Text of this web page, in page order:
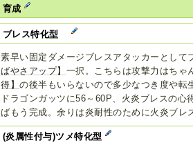
育成
ブレス特化型
素早い固定ダメージブレスアタッカーとして
ばやさアップ】 一択。こちらは攻撃力はちゃ
得】の後半もいらないので多少なつき度や転
ドラゴンガッツに56～60P、火炎ブレスの
ばもう完成。余りは炎耐性のために火炎ブレ
(炎属性付与)ツメ特化型